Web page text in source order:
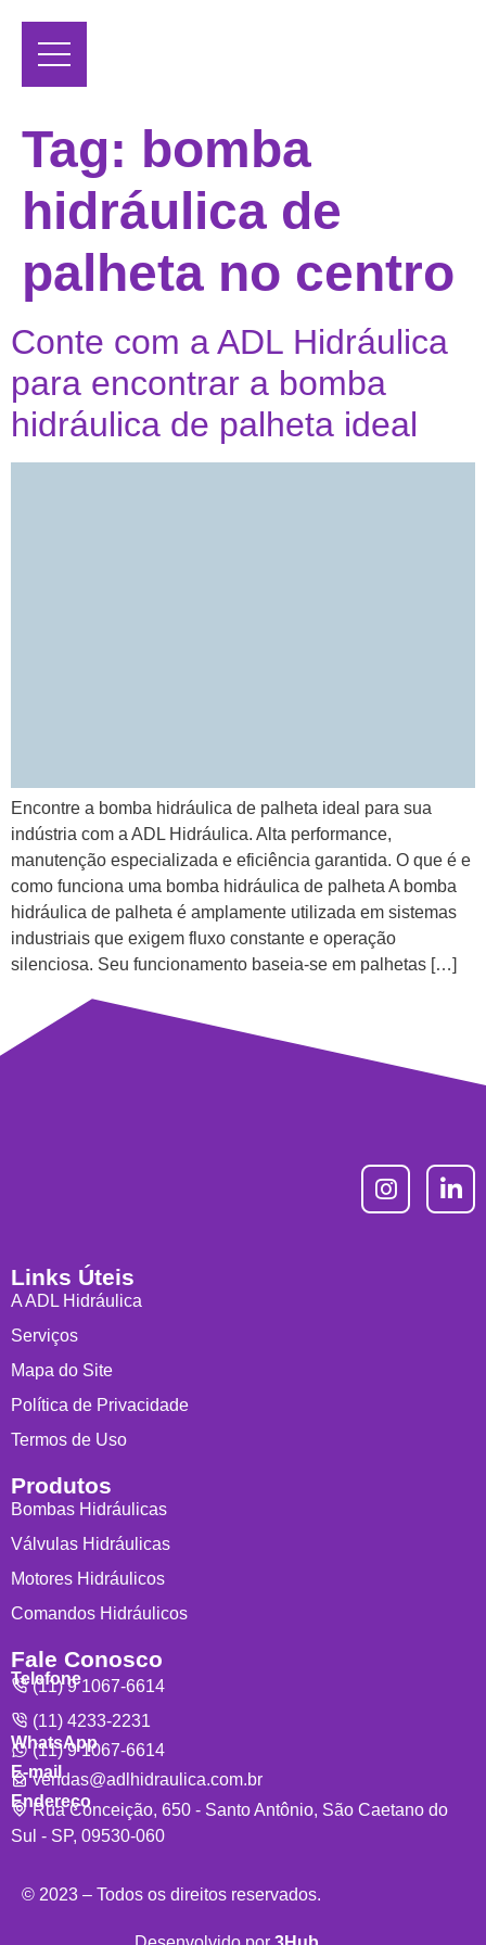
Tag: bomba
hidráulica de
palheta no centro
Conte com a ADL Hidráulica
para encontrar a bomba
hidráulica de palheta ideal
Encontre a bomba hidráulica de palheta ideal para sua
indústria com a ADL Hidráulica. Alta performance,
manutenção especializada e eficiência garantida. O que é e
como funciona uma bomba hidráulica de palheta A bomba
hidráulica de palheta é amplamente utilizada em sistemas
industriais que exigem fluxo constante e operação
silenciosa. Seu funcionamento baseia-se em palhetas […]
Links Úteis
A ADL Hidráulica
Serviços
Mapa do Site
Política de Privacidade
Termos de Uso
Produtos
Bombas Hidráulicas
Válvulas Hidráulicas
Motores Hidráulicos
Comandos Hidráulicos
Fale Conosco
Telefone
(11) 9 1067-6614
(11) 4233-2231
WhatsApp
(11) 9 1067-6614
E-mail
vendas@adlhidraulica.com.br
Endereço
Rua Conceição, 650 - Santo Antônio, São Caetano do
Sul - SP, 09530-060
© 2023 – Todos os direitos reservados.